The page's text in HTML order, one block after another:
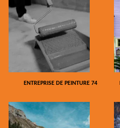
ENTREPRISE DE PEINTURE 74